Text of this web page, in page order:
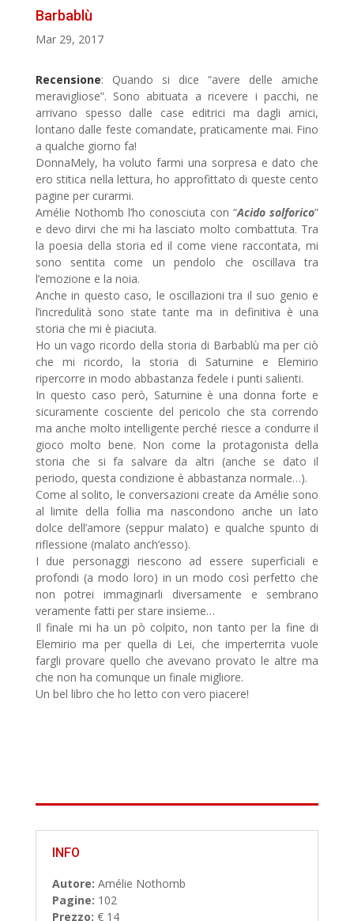
Barbablù
Mar 29, 2017
Recensione: Quando si dice “avere delle amiche
meravigliose”. Sono abituata a ricevere i pacchi, ne
arrivano spesso dalle case editrici ma dagli amici,
lontano dalle feste comandate, praticamente mai. Fino
a qualche giorno fa!
DonnaMely, ha voluto farmi una sorpresa e dato che
ero stitica nella lettura, ho approfittato di queste cento
pagine per curarmi.
Amélie Nothomb l’ho conosciuta con “Acido solforico”
e devo dirvi che mi ha lasciato molto combattuta. Tra
la poesia della storia ed il come viene raccontata, mi
sono sentita come un pendolo che oscillava tra
l’emozione e la noia.
Anche in questo caso, le oscillazioni tra il suo genio e
l’incredulità sono state tante ma in definitiva è una
storia che mi è piaciuta.
Ho un vago ricordo della storia di Barbablù ma per ciò
che mi ricordo, la storia di Saturnine e Elemirio
ripercorre in modo abbastanza fedele i punti salienti.
In questo caso però, Saturnine è una donna forte e
sicuramente cosciente del pericolo che sta correndo
ma anche molto intelligente perché riesce a condurre il
gioco molto bene. Non come la protagonista della
storia che si fa salvare da altri (anche se dato il
periodo, questa condizione è abbastanza normale…).
Come al solito, le conversazioni create da Amélie sono
al limite della follia ma nascondono anche un lato
dolce dell’amore (seppur malato) e qualche spunto di
riflessione (malato anch’esso).
I due personaggi riescono ad essere superficiali e
profondi (a modo loro) in un modo così perfetto che
non potrei immaginarli diversamente e sembrano
veramente fatti per stare insieme…
Il finale mi ha un pò colpito, non tanto per la fine di
Elemirio ma per quella di Lei, che imperterrita vuole
fargli provare quello che avevano provato le altre ma
che non ha comunque un finale migliore.
Un bel libro che ho letto con vero piacere!
INFO
Autore: Amélie Nothomb
Pagine: 102
Prezzo: € 14